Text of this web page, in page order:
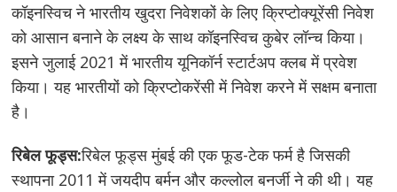
कॉइनस्विच ने भारतीय खुदरा निवेशकों के लिए क्रिप्टोक्यूरेंसी निवेश
को आसान बनाने के लक्ष्य के साथ कॉइनस्विच कुबेर लॉन्च किया।
इसने जुलाई 2021 में भारतीय यूनिकॉर्न स्टार्टअप क्लब में प्रवेश
किया। यह भारतीयों को क्रिप्टोकरेंसी में निवेश करने में सक्षम बनाता
है।
रिबेल फूड्स:रिबेल फूड्स मुंबई की एक फूड-टेक फर्म है जिसकी
स्थापना 2011 में जयदीप बर्मन और कल्लोल बनर्जी ने की थी। यह